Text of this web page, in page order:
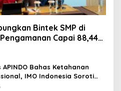
Bintek SMP di
Capai 88,44
APINDO Bahas Ketahanan
IMO Indonesia Soroti
Lintas Sektor